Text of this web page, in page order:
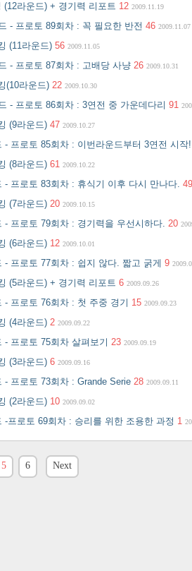
라운드) + 경기력 리포트 12 2009.11.19
- 프로토 89회차 : 꼭 필요한 반전 46 2009.11.07
(11라운드) 56 2009.11.05
- 프로토 87회차 : 고배당 사냥 26 2009.10.31
(10라운드) 22 2009.10.30
- 프로토 86회차 : 3연전 중 가운데다리 91
(9라운드) 47 2009.10.27
- 프로토 85회차 : 이번라운드부터 3연전 시작!
(8라운드) 61 2009.10.22
- 프로토 83회차 : 휴식기 이후 다시 만나다. 49
(7라운드) 20 2009.10.15
- 프로토 79회차 : 경기력을 우선시하다. 20
(6라운드) 12 2009.10.01
- 프로토 77회차 : 쉽지 않다. 짧고 굵게 9
(5라운드) + 경기력 리포트 6 2009.09.26
- 프로토 76회차 : 첫 주중 경기 15 2009.09.23
(4라운드) 2 2009.09.22
- 프로토 75회차 살펴보기 23 2009.09.19
(3라운드) 6 2009.09.16
- 프로토 73회차 : Grande Serie 28 2009.09.11
(2라운드) 10 2009.09.02
-프로토 69회차 : 승리를 위한 조용한 과정 1
5 6 Next